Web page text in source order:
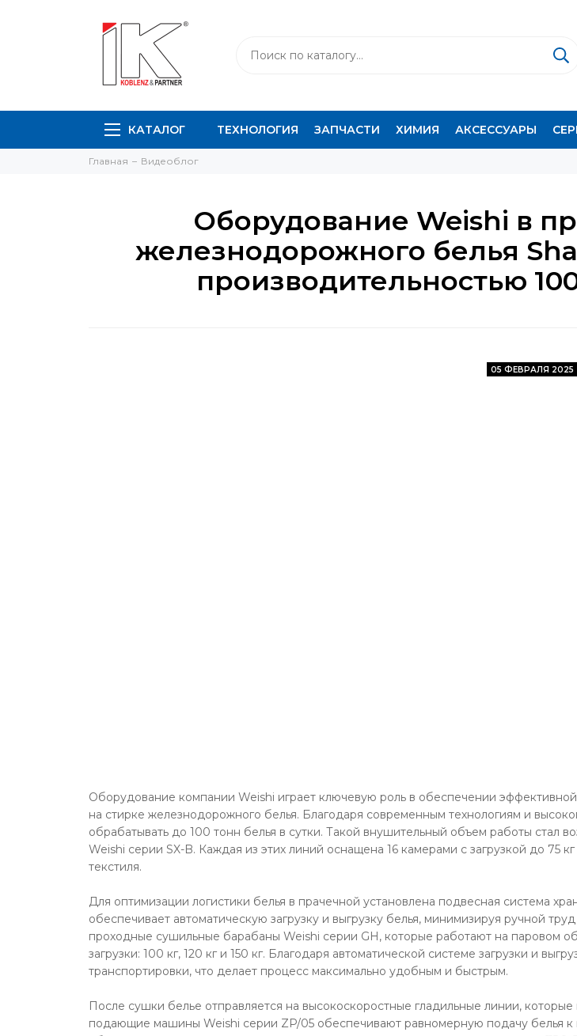
КАТАЛОГ ТЕХНОЛОГИЯ ЗАПЧАСТИ ХИМИЯ АКСЕССУАРЫ
Главная Видеоблог
Оборудование Weishi в
железнодорожного белья
производительностью
05 ФЕВРАЛЯ 2025
Оборудование компании Weishi играет ключевую роль в обеспечении
на стирке железнодорожного белья. Благодаря современным технологиям и
обрабатывать до 100 тонн белья в сутки. Такой внушительный объем работы стал
Weishi серии SX-B. Каждая из этих линий оснащена 16 камерами с загрузкой до 75
текстиля.
Для оптимизации логистики белья в прачечной установлена подвесная система
обеспечивает автоматическую загрузку и выгрузку белья, минимизируя ручной
проходные сушильные барабаны Weishi серии GH, которые работают на паровом
загрузки: 100 кг, 120 кг и 150 кг. Благодаря автоматической системе загрузки и
транспортировки, что делает процесс максимально удобным и быстрым.
После сушки белье отправляется на высокоскоростные гладильные линии,
подающие машины Weishi серии ZP/05 обеспечивают равномерную подачу белья к